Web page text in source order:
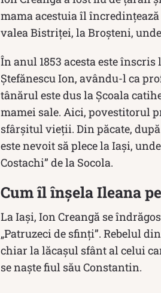
mama acestuia îl
valea Bistriţei, la Broşteni,
În anul 1853 acesta este
Ştefănescu Ion, avându-l ca
tânărul este dus la Şcoala
mamei sale. Aici, povestitorul
sfârșitul vieții. Din păcate,
este nevoit să plece la Iaşi,
Costachi” de la Socola.
Cum îl înșela Ileana
La Iași, Ion Creangă se
„Patruzeci de sfinţi”. Rebelul
chiar la lăcașul sfânt al celui
se naște fiul său Constantin.